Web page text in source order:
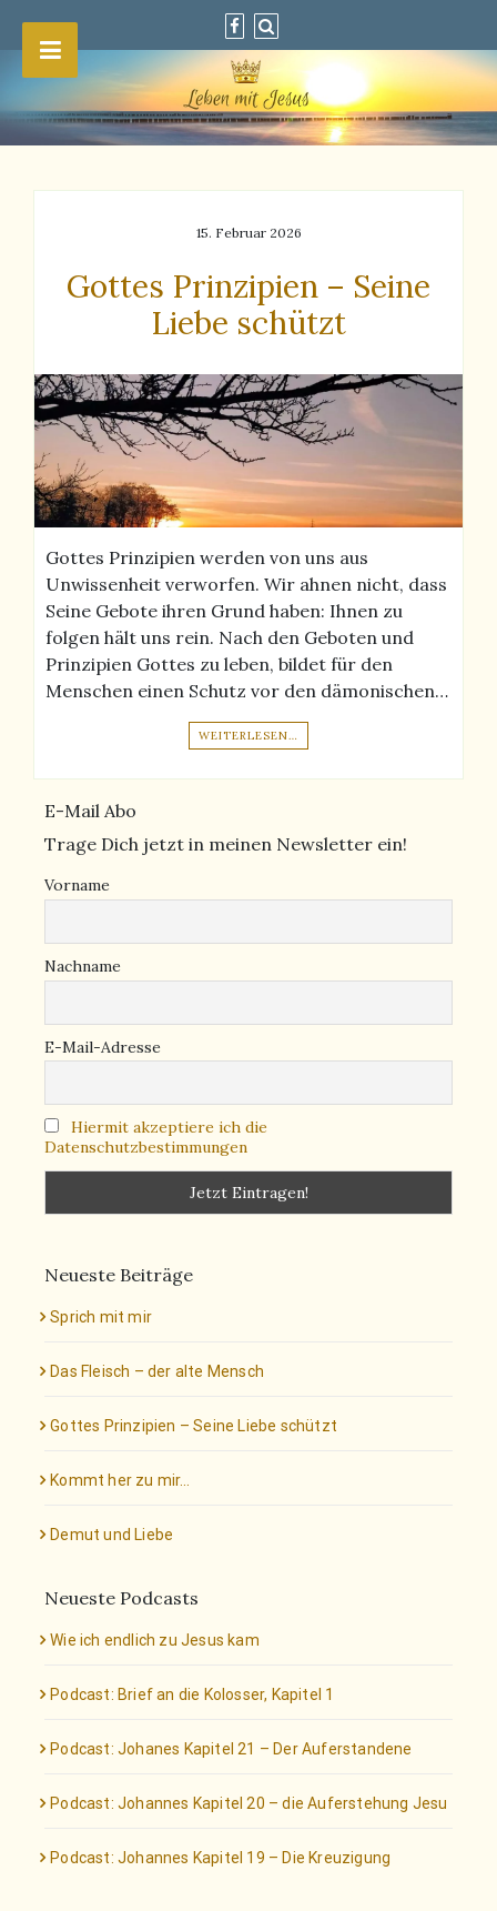
15. Februar 2026
Gottes Prinzipien – Seine
Liebe schützt
Gottes Prinzipien werden von uns aus
Unwissenheit verworfen. Wir ahnen nicht, dass
Seine Gebote ihren Grund haben: Ihnen zu
folgen hält uns rein. Nach den Geboten und
Prinzipien Gottes zu leben, bildet für den
Menschen einen Schutz vor den dämonischen…
WEITERLESEN…
E-Mail Abo
Trage Dich jetzt in meinen Newsletter ein!
Vorname
Nachname
E-Mail-Adresse
Hiermit akzeptiere ich die
Datenschutzbestimmungen
Neueste Beiträge
Sprich mit mir
Das Fleisch – der alte Mensch
Gottes Prinzipien – Seine Liebe schützt
Kommt her zu mir…
Demut und Liebe
Neueste Podcasts
Wie ich endlich zu Jesus kam
Podcast: Brief an die Kolosser, Kapitel 1
Podcast: Johanes Kapitel 21 – Der Auferstandene
Podcast: Johannes Kapitel 20 – die Auferstehung Jesu
Podcast: Johannes Kapitel 19 – Die Kreuzigung